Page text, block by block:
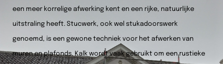
een meer korrelige afwerking kent en een rijke, natuurlijke
uitstraling heeft. Stucwerk, ook wel stukadoorswerk
genoemd, is een gewone techniek voor het afwerken van
muren en plafonds. Kalk wordt vaak gebruikt om een rustieke